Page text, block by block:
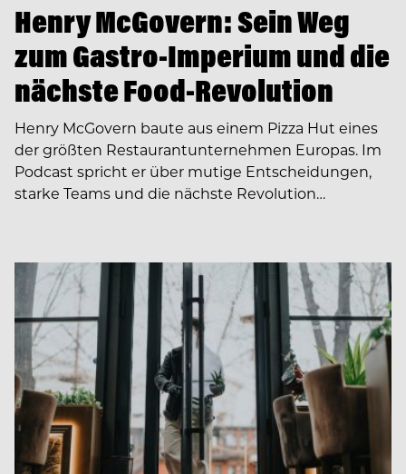
Henry McGovern: Sein Weg
zum Gastro-Imperium und die
nächste Food-Revolution
Henry McGovern baute aus einem Pizza Hut eines
der größten Restaurantunternehmen Europas. Im
Podcast spricht er über mutige Entscheidungen,
starke Teams und die nächste Revolution…